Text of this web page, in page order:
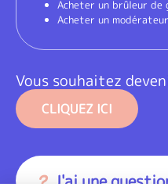
Acheter un brûleur de
Acheter un
Vous souhaitez
CLIQUEZ ICI
J'ai une